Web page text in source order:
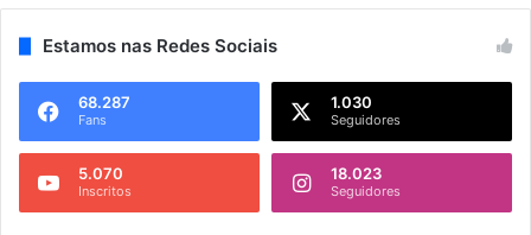
Estamos nas Redes Sociais
68.287
Fans
1.030
Seguidores
5.070
Inscritos
18.023
Seguidores